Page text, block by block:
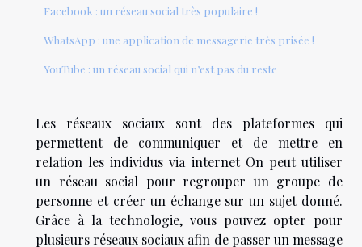
Facebook : un réseau social très populaire !
WhatsApp : une application de messagerie très prisée !
YouTube : un réseau social qui n’est pas du reste
Les réseaux sociaux sont des plateformes qui
permettent de communiquer et de mettre en
relation les individus via internet On peut utiliser
un réseau social pour regrouper un groupe de
personne et créer un échange sur un sujet donné.
Grâce à la technologie, vous pouvez opter pour
plusieurs réseaux sociaux afin de passer un message